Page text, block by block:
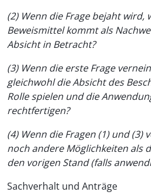
(2) Wenn die Frage bejaht wird,
Beweismittel kommt als
Absicht in Betracht?
(3) Wenn die erste Frage
gleichwohl die Absicht des
Rolle spielen und die
rechtfertigen?
(4) Wenn die Fragen (1) und (3)
noch andere Möglichkeiten als
den vorigen Stand (falls
Sachverhalt und Anträge